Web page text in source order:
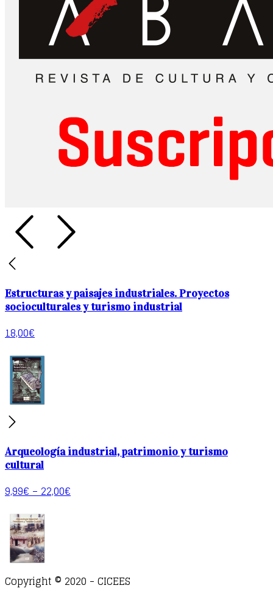
Estructuras y paisajes industriales. Proyectos
socioculturales y turismo industrial
18,00€
Arqueología industrial, patrimonio y turismo
cultural
9,99€–22,00€
Copyright © 2020 - CICEES